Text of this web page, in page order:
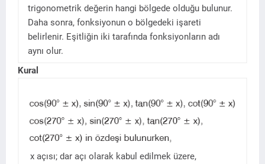
trigonometrik değerin hangi bölgede olduğu bulunur.
Daha sonra, fonksiyonun o bölgedeki işareti
belirlenir. Eşitliğin iki tarafında fonksiyonların adı
aynı olur.
Kural
x açısı; dar açı olarak kabul edilmek üzere,